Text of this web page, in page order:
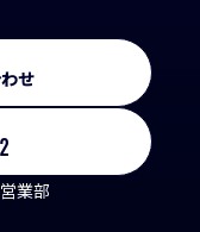
せ
業部